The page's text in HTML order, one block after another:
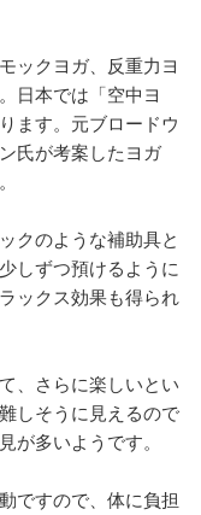
ックヨガ、反重力ヨ
日本では「空中ヨ
ます。元ブロードウ
氏が考案したヨガ
クのような補助具と
しずつ預けるように
ックス効果も得られ
、さらに楽しいとい
しそうに見えるので
が多いようです。
ですので、体に負担